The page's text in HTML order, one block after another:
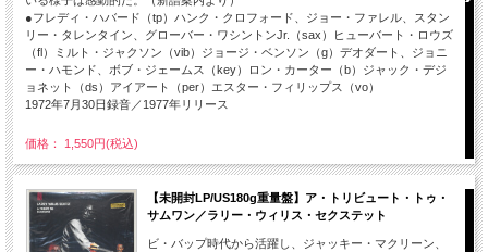
●フレディ・ハバード（tp）ハンク・クロフォード、ジョー・ファレル、スタン
リー・タレンタイン、グローバー・ワシントンJr.（sax）ヒューバート・ロウズ
（fl）ミルト・ジャクソン（vib）ジョージ・ベンソン（g）デオダート、ジョニ
ー・ハモンド、ボブ・ジェームス（key）ロン・カーター（b）ジャック・デジ
ョネット（ds）アイアート（per）エスター・フィリップス（vo）
1972年7月30日録音／1977年リリース
価格： 1,550円(税込)
【未開封LP/US180g重量盤】ア・トリビュート・トゥ・
サムワン／ラリー・ウィリス・セクステット
ビ・バップ時代から活躍し、ジャッキー・マクリーン、